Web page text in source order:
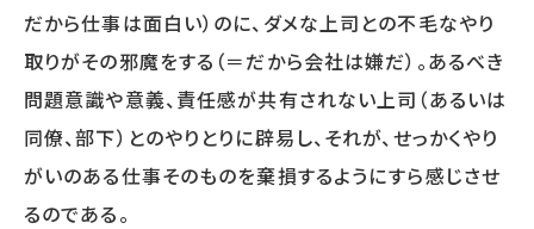
コンサルタント紹介
プライバシーポリシー
RECRUIT
だから仕事は面白い）のに、ダメな上司との不毛なやり
取りがその邪魔をする（＝だから会社は嫌だ）。あるべき
問題意識や意義、責任感が共有されない上司（あるいは
同僚、部下）とのやりとりに辟易し、それが、せっかくやり
がいのある仕事そのものを棄損するようにすら感じさせ
るのである。